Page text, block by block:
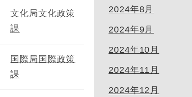
文化局文化政策
課
国際局国際政策
課
2024年8月
2024年9月
2024年10月
2024年11月
2024年12月